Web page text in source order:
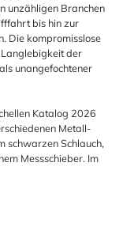
unzähligen Branchen
bis hin zur
Die kompromisslose
der
unangefochtener